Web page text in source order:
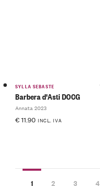
SYLLA SEBASTE
Barbera d'Asti DOCG
Annata 2023
€11.90 INCL. IVA
1 2 3 4